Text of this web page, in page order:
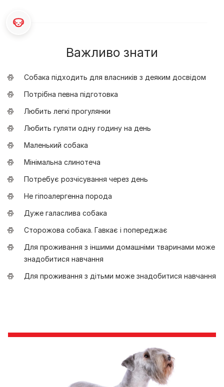
Важливо знати
Собака підходить для власників з деяким досвідом
Потрібна певна підготовка
Любить легкі прогулянки
Любить гуляти одну годину на день
Маленький собака
Мінімальна слинотеча
Потребує розчісування через день
Не гіпоалергенна порода
Дуже галаслива собака
Сторожова собака. Гавкає і попереджає
Для проживання з іншими домашніми тваринами може
знадобитися навчання
Для проживання з дітьми може знадобитися навчання